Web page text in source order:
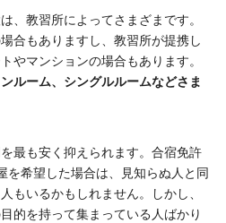
、教習所によってさまざまです。
合もありますし、教習所が提携し
やマンションの場合もあります。
ルーム、シングルルームなどさま
最も安く抑えられます。合宿免許
を希望した場合は、見知らぬ人と同
もいるかもしれません。しかし、
的を持って集まっている人ばかり